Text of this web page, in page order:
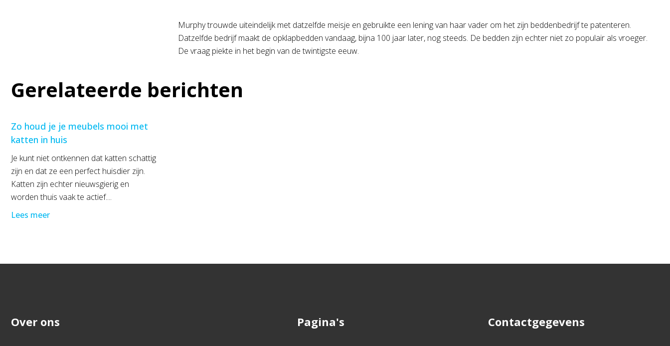
Murphy trouwde uiteindelijk met datzelfde meisje en gebruikte een lening van haar vader om het zijn beddenbedrijf te patenteren.
Datzelfde bedrijf maakt de opklapbedden vandaag, bijna 100 jaar later, nog steeds. De bedden zijn echter niet zo populair als vroeger.
De vraag piekte in het begin van de twintigste eeuw.
Gerelateerde berichten
Zo houd je je meubels mooi met
katten in huis
Je kunt niet ontkennen dat katten schattig
zijn en dat ze een perfect huisdier zijn.
Katten zijn echter nieuwsgierig en
worden thuis vaak te actief....
Lees meer
Over ons Pagina's Contactgegevens